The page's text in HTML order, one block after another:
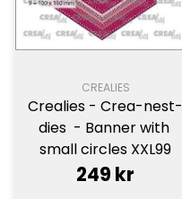
CREALIES
Crealies - Crea-nest-
dies  - Banner with
small circles XXL99
249 kr